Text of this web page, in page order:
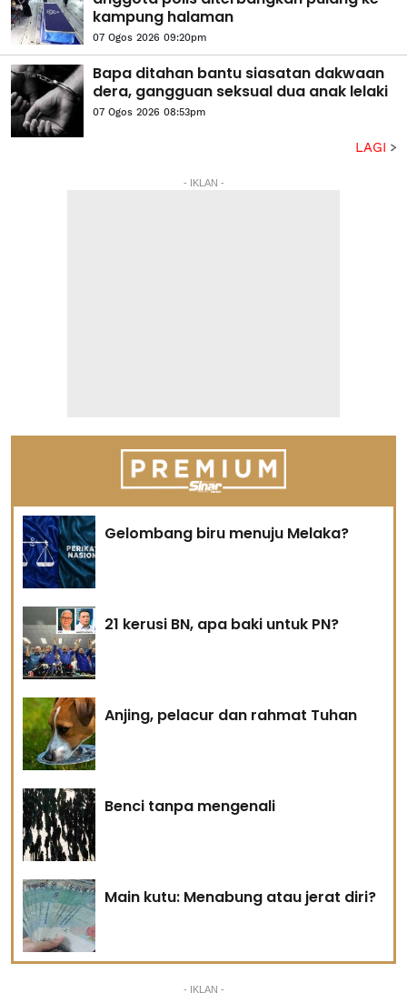
kampung halaman
07 Ogos 2026 09:20pm
Bapa ditahan bantu siasatan dakwaan
dera, gangguan seksual dua anak lelaki
07 Ogos 2026 08:53pm
LAGI
- IKLAN -
Gelombang biru menuju Melaka?
21 kerusi BN, apa baki untuk PN?
Anjing, pelacur dan rahmat Tuhan
Benci tanpa mengenali
Main kutu: Menabung atau jerat diri?
- IKLAN -